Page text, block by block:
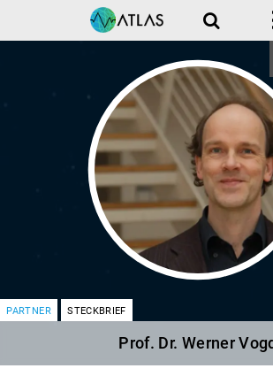
Suche
PARTNER STECKBRIEF
Prof. Dr. Werner Vogd